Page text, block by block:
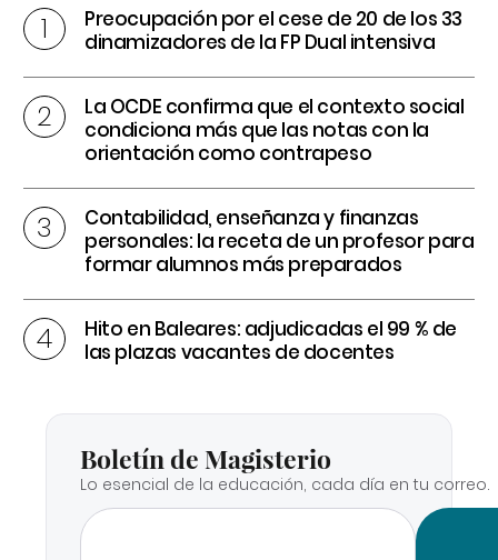
Preocupación por el cese de 20 de los 33
dinamizadores de la FP Dual intensiva
La OCDE confirma que el contexto social
condiciona más que las notas con la
orientación como contrapeso
Contabilidad, enseñanza y finanzas
personales: la receta de un profesor para
formar alumnos más preparados
Hito en Baleares: adjudicadas el 99 % de
las plazas vacantes de docentes
Boletín de Magisterio
Lo esencial de la educación, cada día en tu correo.